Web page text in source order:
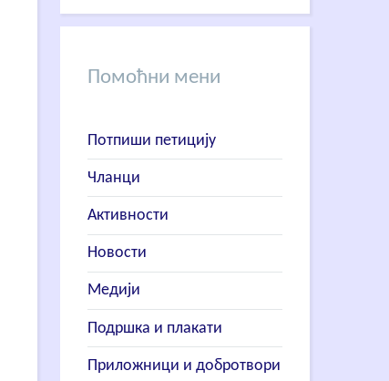
Помоћни мени
Потпиши петицију
Чланци
Активности
Новости
Медији
Подршка и плакати
Приложници и добротвори